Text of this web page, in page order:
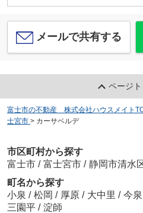
メールで共有する
ページ
富士市の不動産 株式会社ハウスメイト
士宮市 > カーサベルデ
市区町村から探す
富士市 / 富士宮市 / 静岡市清水
町名から探す
小泉 / 松岡 / 厚原 / 大中里 / 今泉
三園平 / 淀師